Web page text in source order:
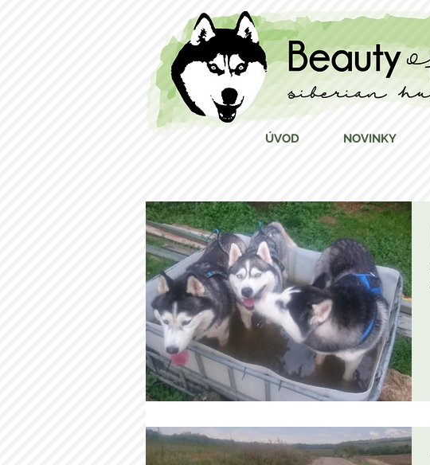
ÚVOD NOVINKY